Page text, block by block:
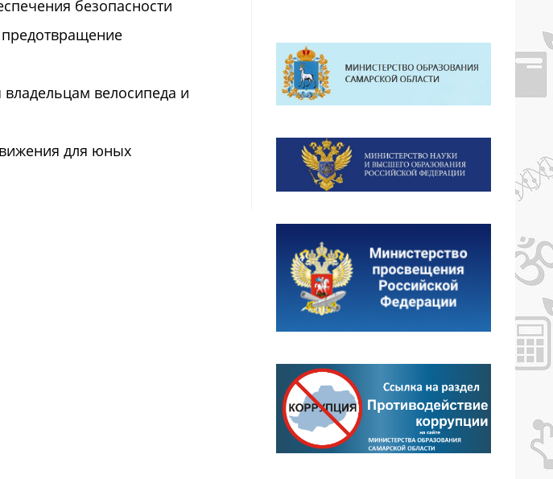
безопасности
велосипеда и
для юных